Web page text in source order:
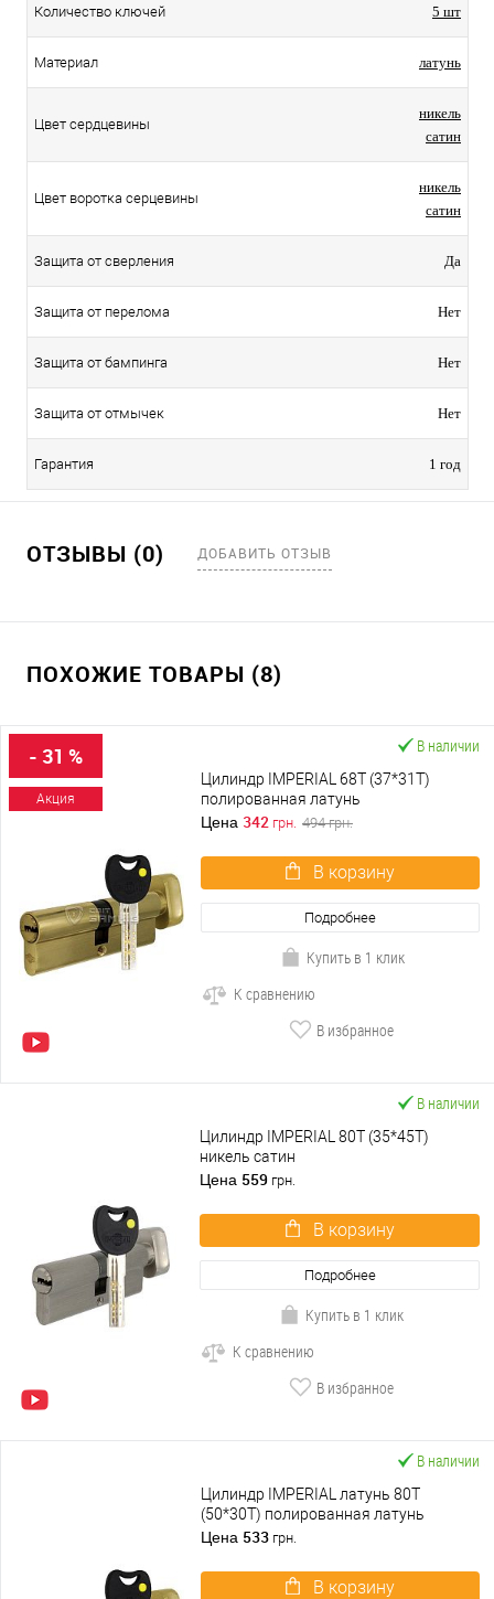
Количество ключей 5 шт
Материал латунь
Цвет сердцевины
никель
сатин
Цвет воротка серцевины
никель
сатин
Защита от сверления Да
Защита от перелома Нет
Защита от бампинга Нет
Защита от отмычек Нет
Гарантия 1 год
ОТЗЫВЫ (0) ДОБАВИТЬ ОТЗЫВ
ПОХОЖИЕ ТОВАРЫ (8)
- 31 %
Акция
В наличии
Цилиндр IMPERIAL 68T (37*31T)
полированная латунь
Цена 342 грн. 494грн.
В корзину
Подробнее
Купить в 1 клик
К сравнению
В избранное
В наличии
Цилиндр IMPERIAL 80T (35*45T)
никель сатин
Цена 559 грн.
В корзину
Подробнее
Купить в 1 клик
К сравнению
В избранное
В наличии
Цилиндр IMPERIAL латунь 80T
(50*30T) полированная латунь
Цена 533 грн.
В корзину